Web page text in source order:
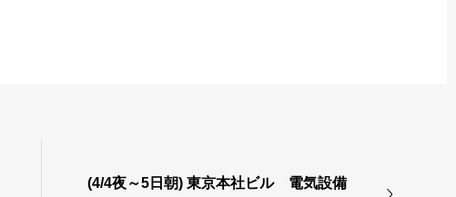
(4/4夜～5日朝) 東京本社ビル 電気設備